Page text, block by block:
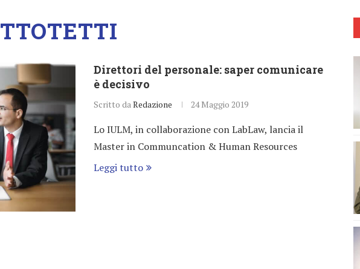
Direttori del personale: saper comunicare
è decisivo
Scritto daRedazione 24 Maggio 2019
Lo IULM, in collaborazione con LabLaw, lancia il
Master in Communcation & Human Resources
Leggi tutto